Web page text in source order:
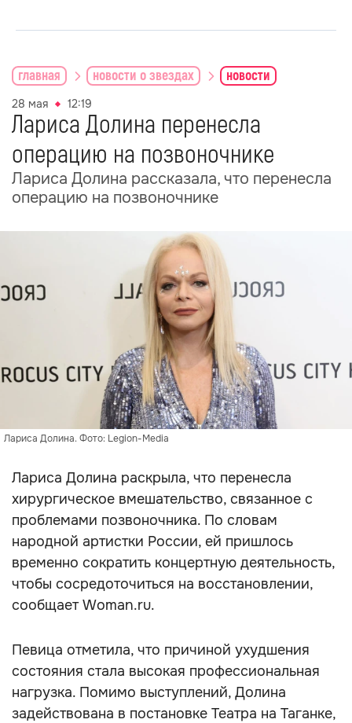
главная новости о звездах новости
28 мая 12:19
Лариса Долина перенесла
операцию на позвоночнике
Лариса Долина рассказала, что перенесла
операцию на позвоночнике
Лариса Долина. Фото: Legion-Media
Лариса Долина раскрыла, что перенесла
хирургическое вмешательство, связанное с
проблемами позвоночника. По словам
народной артистки России, ей пришлось
временно сократить концертную деятельность,
чтобы сосредоточиться на восстановлении,
сообщает Woman.ru.
Певица отметила, что причиной ухудшения
состояния стала высокая профессиональная
нагрузка. Помимо выступлений, Долина
задействована в постановке Театра на Таганке,